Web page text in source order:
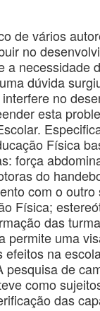
de vários
no
a necessidade
dúvida
no
esta
Física
força
do
com o
Física;
das
permite uma
na
de
como
das